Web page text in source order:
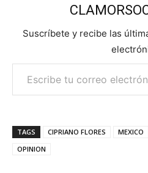
Suscríbete y recibe las
Escribe tu correo electrónico…
TAGS CIPRIANO FLORES MEXICO
OPINION